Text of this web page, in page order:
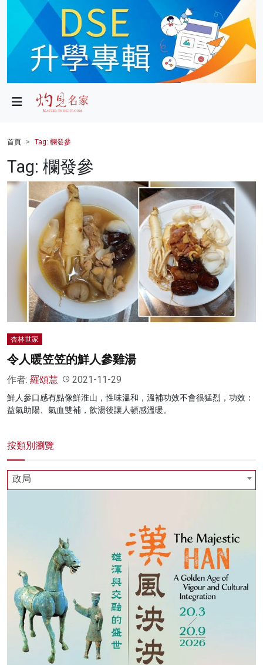
政局
財經
健康
商業
科技
影片
名家榜
灼見活動
首頁 Tag: 欄發參
Tag: 欄發參
杏林世家
令人暖笠笠的鮮人參雞湯
作者: 羅頌慧 2021-11-29
鮮人參口感有點像鮮淮山，性味溫和，溫補功效不會很猛烈，功效：
益氣助陽、氣血雙補，飲湯後讓人頓感溫暖。
按類別瀏覽
政局